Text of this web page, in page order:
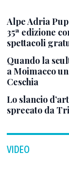
Alpe Adria
35ª edizione
spettacoli
Quando la
a Moimacco
Ceschia
Lo slancio
sprecato da
VIDEO